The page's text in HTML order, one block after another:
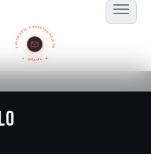
SUSCRÍBETE A NUESTRO BOLETÍN
GRATIS